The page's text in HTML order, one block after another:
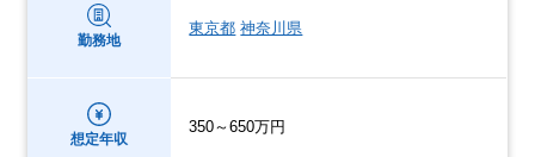
勤務地
東京都 神奈川県
想定年収
350～650万円